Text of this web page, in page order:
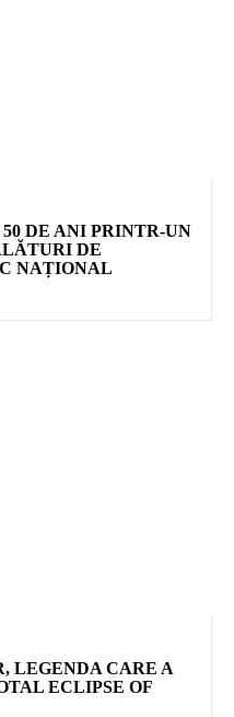
DE ANI PRINTR-UN
DE
NAȚIONAL
LEGENDA CARE A
ECLIPSE OF